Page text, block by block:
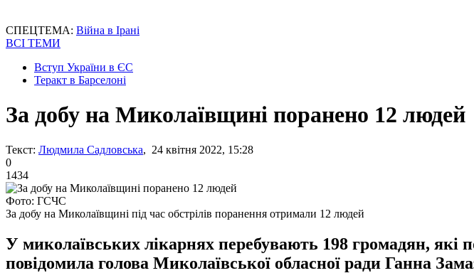
СПЕЦТЕМА: Війна в Ірані
ВСІ ТЕМИ
Вступ України в ЄС
Теракт в Барселоні
За добу на Миколаївщині поранено 12 людей
Текст: Людмила Садловська, 24 квітня 2022, 15:28
0
1434
Фото: ГСЧС
За добу на Миколаївщині під час обстрілів поранення отримали 12 людей
У миколаївських лікарнях перебувають 198 громадян, які
повідомила голова Миколаївської обласної ради Ганна